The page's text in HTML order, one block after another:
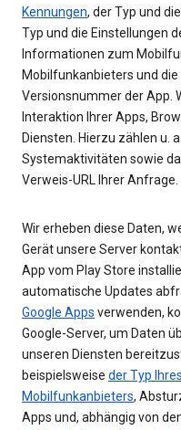
Kennungen, der Typ und
Typ und die Einstellungen
Informationen zum
Mobilfunkanbieters und
Versionsnummer der App.
Interaktion Ihrer Apps,
Diensten. Hierzu zählen u.
Systemaktivitäten sowie
Verweis-URL Ihrer Anfrage.
Wir erheben diese Daten,
Gerät unsere Server
App vom Play Store
automatische Updates
Google Apps verwenden,
Google-Server, um Daten
unseren Diensten
beispielsweise der Typ
Mobilfunkanbieters,
Apps und, abhängig von